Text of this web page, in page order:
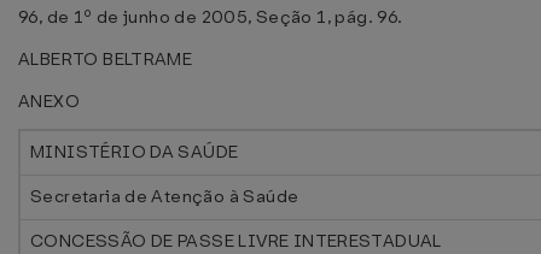
96, de 1º de junho de 2005, Seção 1, pág. 96.
ALBERTO BELTRAME
ANEXO
MINISTÉRIO DA SAÚDE
Secretaria de Atenção à Saúde
CONCESSÃO DE PASSE LIVRE INTERESTADUAL